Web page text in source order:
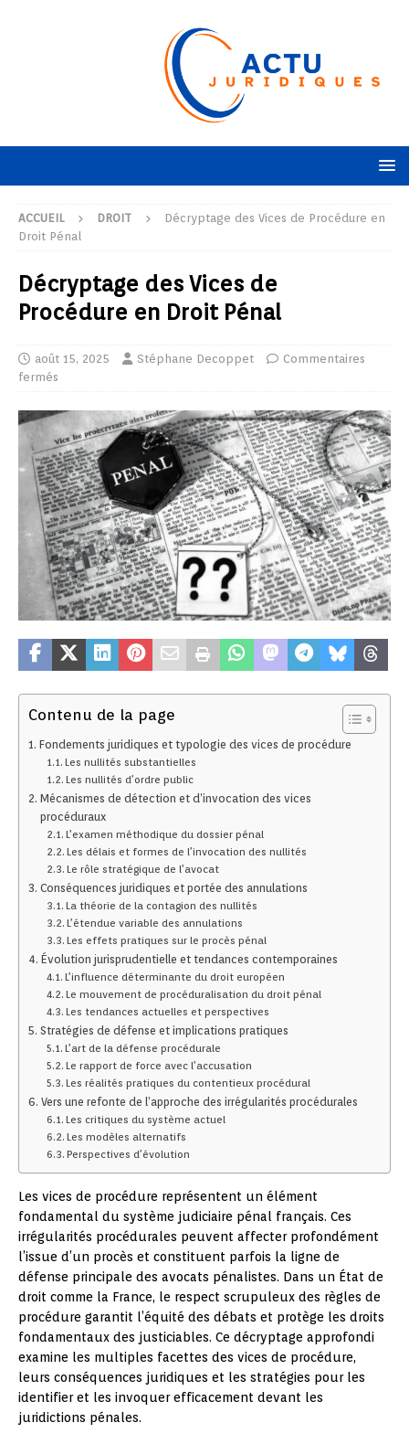
ACCUEIL DROIT
Décryptage des Vices de Procédure en
Droit Pénal
Décryptage des Vices de
Procédure en Droit Pénal
août 15, 2025 Stéphane Decoppet
Commentaires
fermés
Contenu de la page
Fondements juridiques et typologie des vices de procédure
Les nullités substantielles
Les nullités d’ordre public
Mécanismes de détection et d’invocation des vices
procéduraux
L’examen méthodique du dossier pénal
Les délais et formes de l’invocation des nullités
Le rôle stratégique de l’avocat
Conséquences juridiques et portée des annulations
La théorie de la contagion des nullités
L’étendue variable des annulations
Les effets pratiques sur le procès pénal
Évolution jurisprudentielle et tendances contemporaines
L’influence déterminante du droit européen
Le mouvement de procéduralisation du droit pénal
Les tendances actuelles et perspectives
Stratégies de défense et implications pratiques
L’art de la défense procédurale
Le rapport de force avec l’accusation
Les réalités pratiques du contentieux procédural
Vers une refonte de l’approche des irrégularités procédurales
Les critiques du système actuel
Les modèles alternatifs
Perspectives d’évolution
Les vices de procédure représentent un élément
fondamental du système judiciaire pénal français. Ces
irrégularités procédurales peuvent affecter profondément
l’issue d’un procès et constituent parfois la ligne de
défense principale des avocats pénalistes. Dans un État de
droit comme la France, le respect scrupuleux des règles de
procédure garantit l’équité des débats et protège les droits
fondamentaux des justiciables. Ce décryptage approfondi
examine les multiples facettes des vices de procédure,
leurs conséquences juridiques et les stratégies pour les
identifier et les invoquer efficacement devant les
juridictions pénales.